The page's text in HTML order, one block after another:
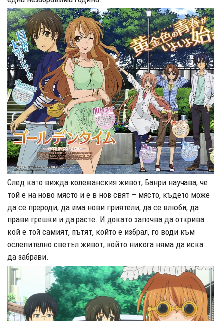
След като вижда колежанския живот, Банри научава, че
той е на ново място и е в нов свят – място, където може
да се прероди, да има нови приятели, да се влюби, да
прави грешки и да расте. И докато започва да открива
кой е той самият, пътят, който е избрал, го води към
ослепително светъл живот, който никога няма да иска
да забрави.